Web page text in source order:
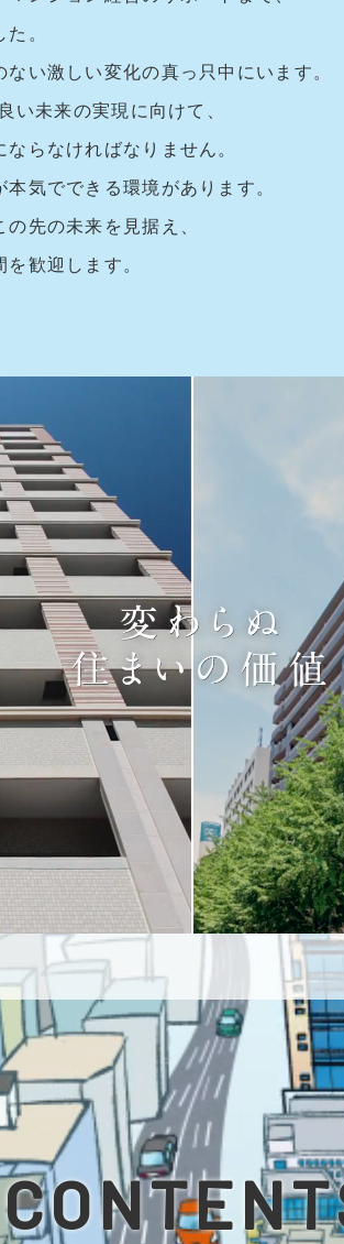
。
い激しい変化の真っ只中にいます。
い未来の実現に向けて、
らなければなりません。
気でできる環境があります。
先の未来を見据え、
歓迎します。